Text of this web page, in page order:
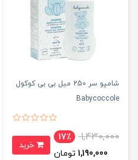
شامپو سر 250 میل بی بی کوکول
Babycoccole
1,430,000
17٪
1,190,000 تومان